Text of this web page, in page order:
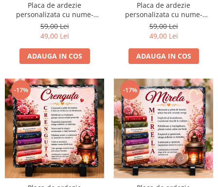
Placa de ardezie
personalizata cu nume-
Cristina
59,00 Lei
49,00 Lei
ADAUGA IN COS
Placa de ardezie
personalizata cu nume-
Minodora
59,00 Lei
49,00 Lei
ADAUGA IN COS
-17% -17%